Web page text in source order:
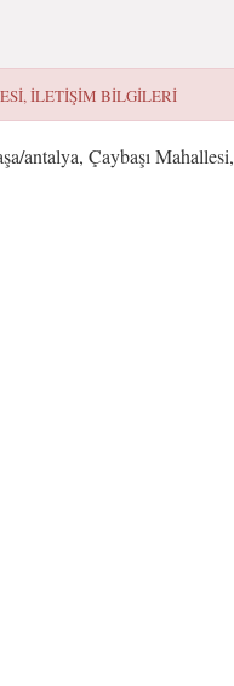
ILETIŞIM BILGILERI
antalya, Çaybaşı Mahallesi,